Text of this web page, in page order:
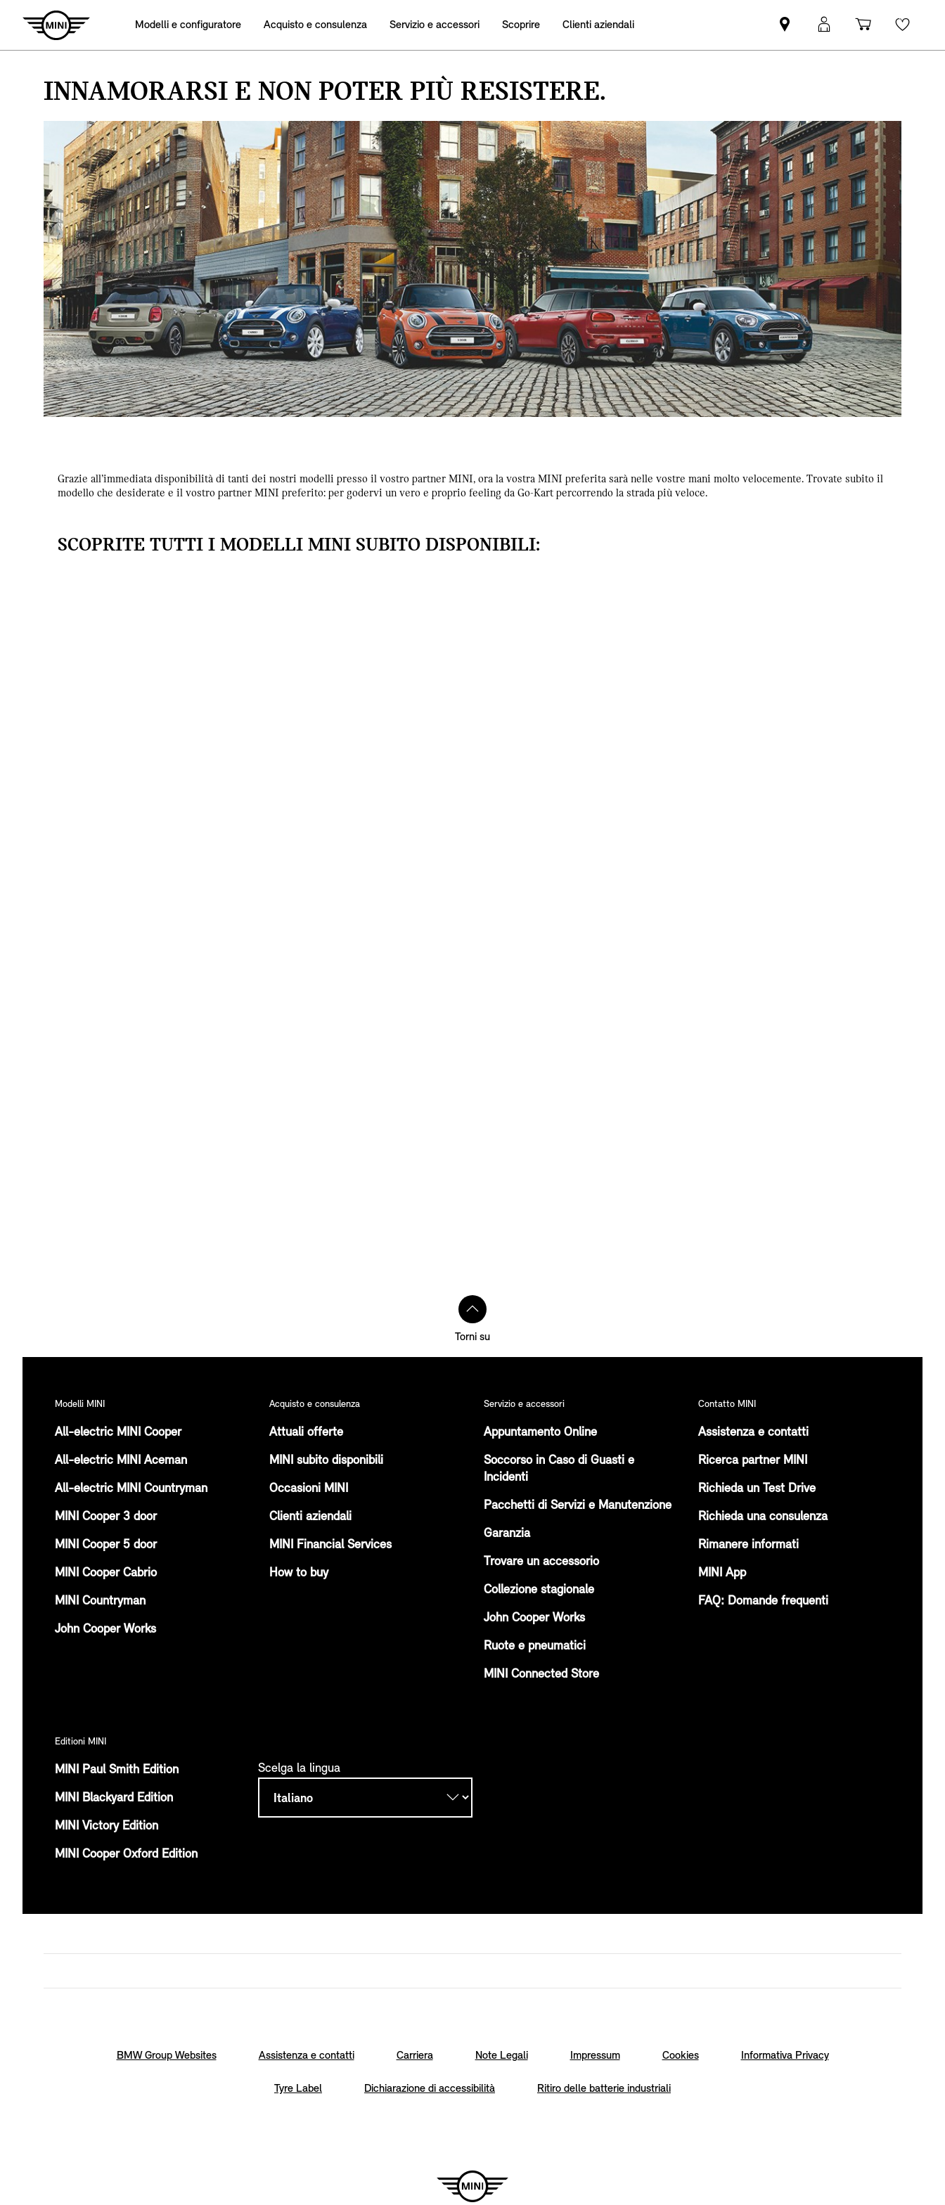
Modelli e configuratore Acquisto e consulenza Servizio e accessori Scoprire Clienti aziendali
Trovi
partner
MyMini
login
Carrello
degli
INNAMORARSI E NON POTER PIÙ RESISTERE.
Grazie all’immediata disponibilità di tanti dei nostri modelli presso il vostro partner MINI, ora la vostra MINI preferita sarà nelle vostre mani molto velocemente. Trovate subito il
modello che desiderate e il vostro partner MINI preferito: per godervi un vero e proprio feeling da Go-Kart percorrendo la strada più veloce.
SCOPRITE TUTTI I MODELLI MINI SUBITO DISPONIBILI:
Torni su
Modelli MINI
All-electric MINI Cooper
All-electric MINI Aceman
All-electric MINI Countryman
MINI Cooper 3 door
MINI Cooper 5 door
MINI Cooper Cabrio
MINI Countryman
John Cooper Works
Acquisto e consulenza
Attuali offerte
MINI subito disponibili
Occasioni MINI
Clienti aziendali
MINI Financial Services
How to buy
Servizio e accessori
Appuntamento Online
Soccorso in Caso di Guasti e
Incidenti
Pacchetti di Servizi e Manutenzione
Garanzia
Trovare un accessorio
Collezione stagionale
John Cooper Works
Ruote e pneumatici
MINI Connected Store
Contatto MINI
Assistenza e contatti
Ricerca partner MINI
Richieda un Test Drive
Richieda una consulenza
Rimanere informati
MINI App
FAQ: Domande frequenti
Editioni MINI
MINI Paul Smith Edition
MINI Blackyard Edition
MINI Victory Edition
MINI Cooper Oxford Edition
Scelga la lingua
BMW Group Websites Assistenza e contatti Carriera Note Legali Impressum Cookies Informativa Privacy
Tyre Label Dichiarazione di accessibilità Ritiro delle batterie industriali